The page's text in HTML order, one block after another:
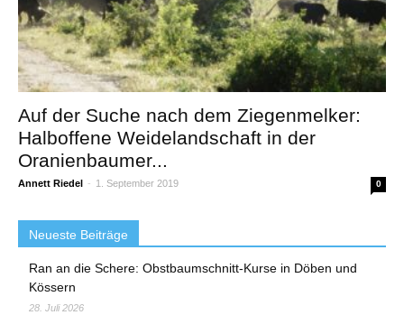
Auf der Suche nach dem Ziegenmelker:
Halboffene Weidelandschaft in der
Oranienbaumer...
Annett Riedel - 1. September 2019 0
Neueste Beiträge
Ran an die Schere: Obstbaumschnitt-Kurse in Döben und
Kössern
28. Juli 2026